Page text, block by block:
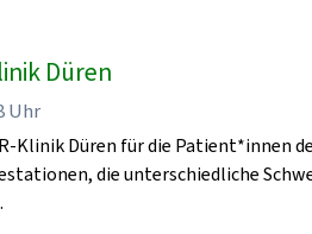
Düren
Uhr
Klinik Düren für die Patient*innen
die unterschiedliche